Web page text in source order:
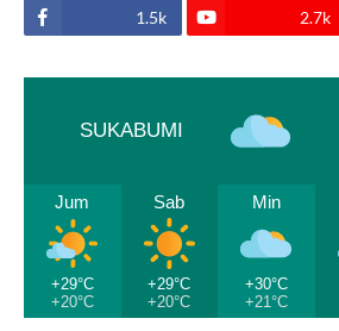
1.5k 2.7k
SUKABUMI
Jum
+29°C
+20°C
Sab
+29°C
+20°C
Min
+30°C
+21°C